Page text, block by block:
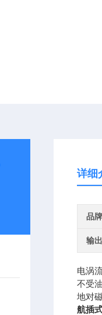
详细
品牌
输
电涡
不受
地对
航插